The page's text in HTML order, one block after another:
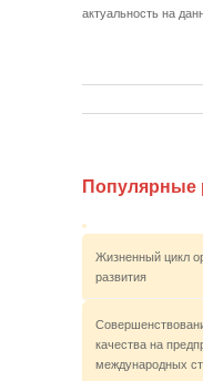
актуальность на
Популярные
Жизненный цикл
развития
качества на
международных